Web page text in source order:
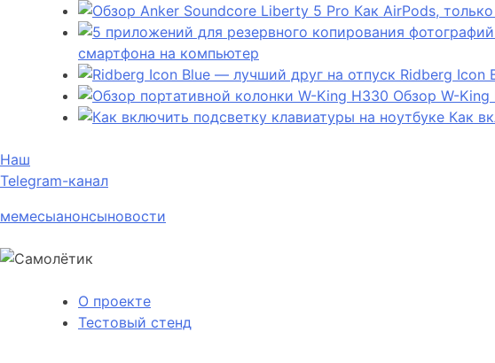
Как AirPods,
смартфона на компьютер
Ridberg Icon
Обзор W-
Как
Наш
Telegram-канал
мемесыанонсыновости
О проекте
Тестовый стенд